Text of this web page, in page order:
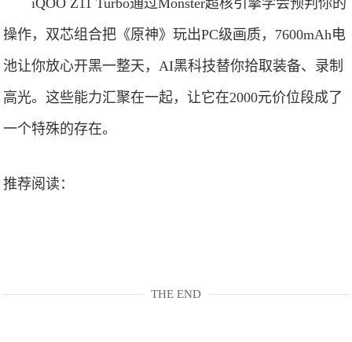
iQOO Z11 Turbo通过Monster超核引擎学会预判你的
操作，双芯组合把《原神》玩出PC级画质，7600mAh电
池让你放心开黑一整天，AI黑科技替你拾取装备、录制
高光。这些能力汇聚在一起，让它在2000元价位段成了
一个特殊的存在。
推荐阅读：
THE END